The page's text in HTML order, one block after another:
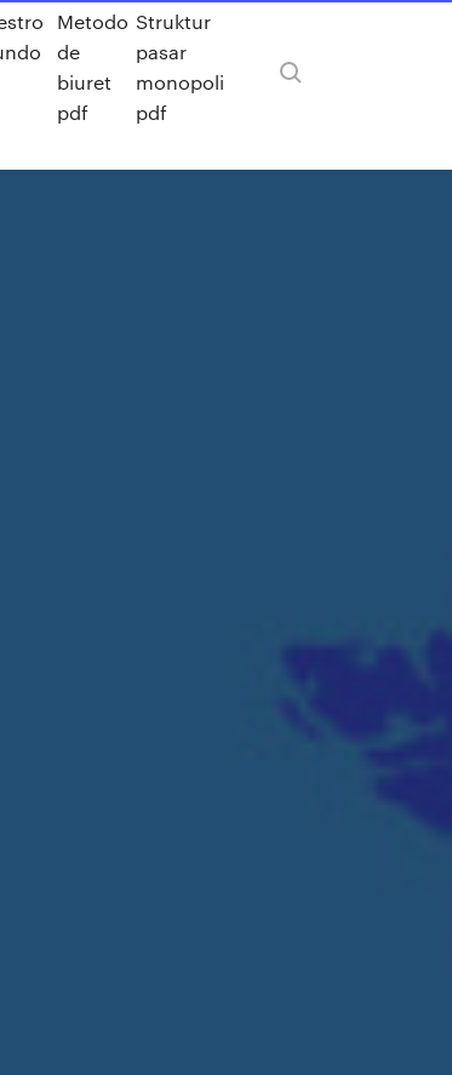
Metodo
de
biuret
pdf
Struktur
pasar
monopoli
pdf